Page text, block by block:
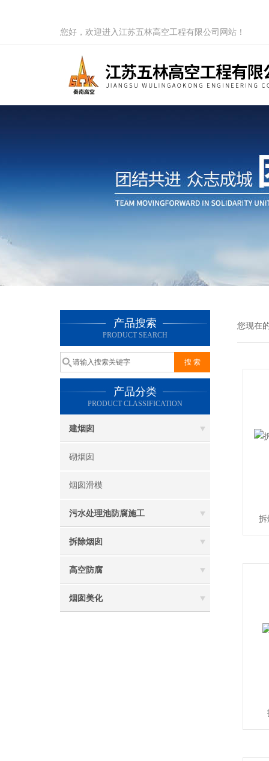
您好，欢迎进入江苏五林高空工程有限公司网站！
产品搜索
PRODUCT SEARCH
产品分类
PRODUCT CLASSIFICATION
建烟囱
砌烟囱
烟囱滑模
污水处理池防腐施工
拆除烟囱
高空防腐
烟囱美化
您现在
拆